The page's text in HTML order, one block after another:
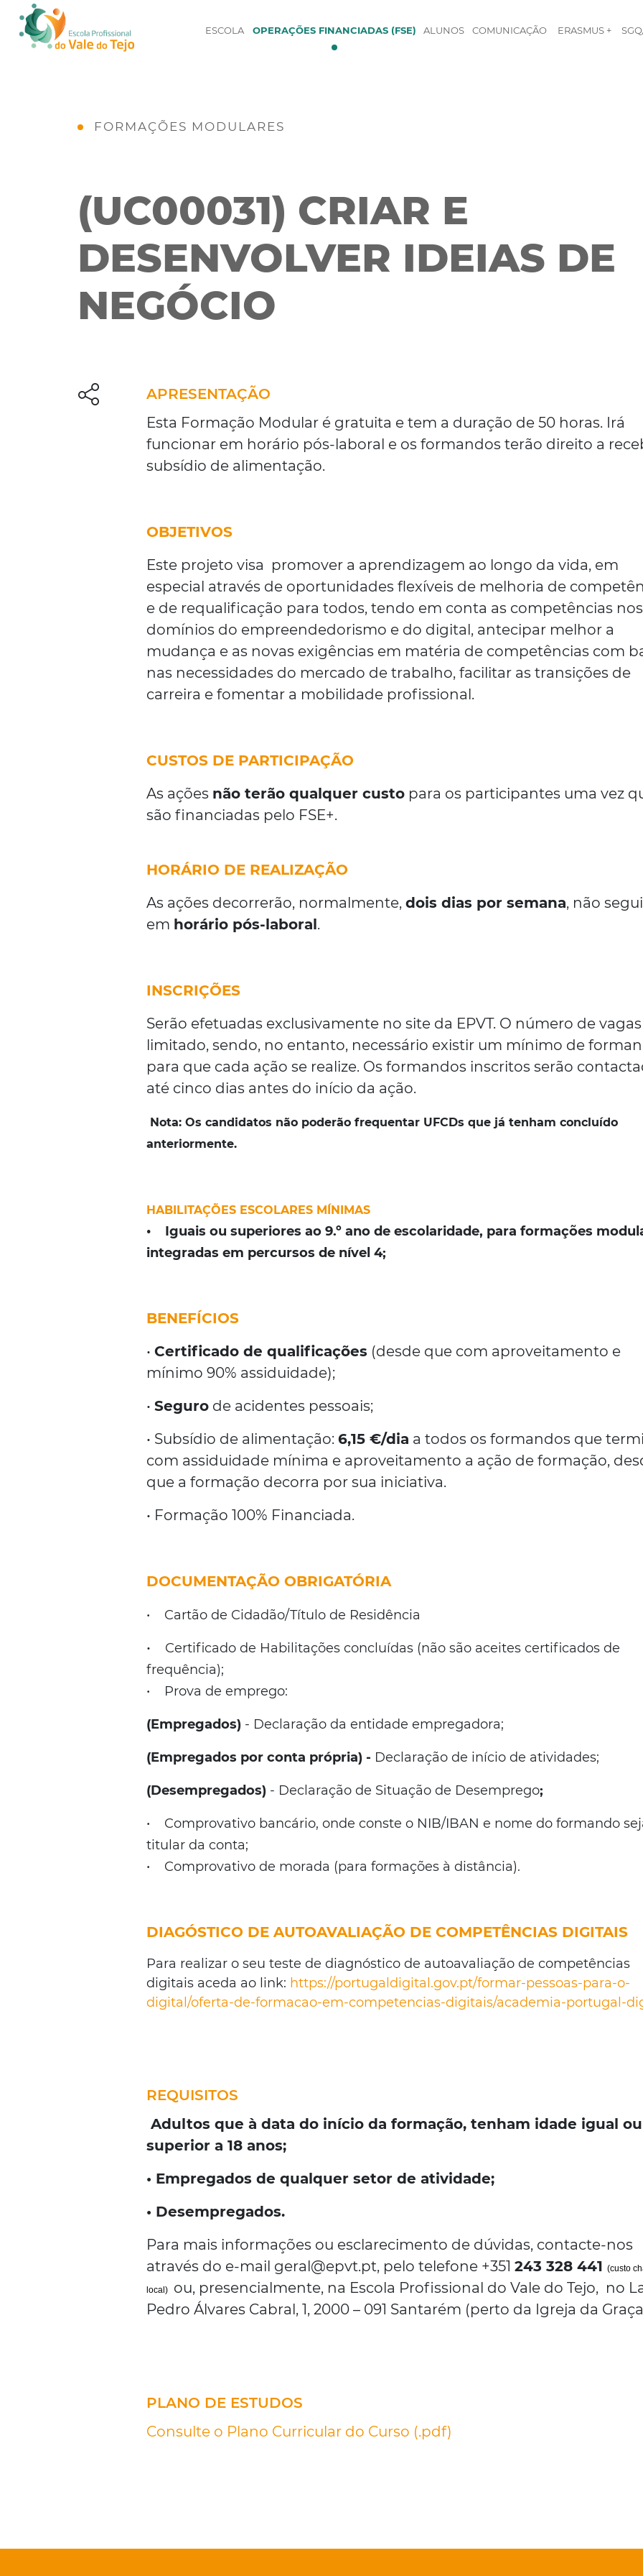
ESCOLA OPERAÇÕES FINANCIADAS (FSE) ALUNOS COMUNICAÇÃO ERASMUS +
FORMAÇÕES MODULARES
(UC00031) CRIAR E
DESENVOLVER IDEIAS DE
NEGÓCIO
APRESENTAÇÃO
Esta Formação Modular é gratuita e tem a duração de 50 horas. Irá
funcionar em horário pós-laboral e os formandos terão direito a
subsídio de alimentação.
OBJETIVOS
Este projeto visa promover a aprendizagem ao longo da vida, em
especial através de oportunidades flexíveis de melhoria de
e de requalificação para todos, tendo em conta as competências nos
domínios do empreendedorismo e do digital, antecipar melhor a
mudança e as novas exigências em matéria de competências com
nas necessidades do mercado de trabalho, facilitar as transições de
carreira e fomentar a mobilidade profissional.
CUSTOS DE PARTICIPAÇÃO
As ações não terão qualquer custo para os participantes uma vez
são financiadas pelo FSE+.
HORÁRIO DE REALIZAÇÃO
As ações decorrerão, normalmente,dois dias por semana, não
em horário pós-laboral.
INSCRIÇÕES
Serão efetuadas exclusivamente no site da EPVT. O número de
limitado, sendo, no entanto, necessário existir um mínimo de
para que cada ação se realize. Os formandos inscritos serão
até cinco dias antes do início da ação.
Nota:Os candidatos não poderão frequentar UFCDs que já tenham concluído
anteriormente.
HABILITAÇÕES ESCOLARES MÍNIMAS
• Iguais ou superiores ao 9.º ano de escolaridade, para formações
integradas em percursos de nível 4;
BENEFÍCIOS
•Certificado de qualificações (desde que com aproveitamento e
mínimo 90% assiduidade);
•Seguro de acidentes pessoais;
• Subsídio de alimentação:6,15 €/dia a todos os formandos que
com assiduidade mínima e aproveitamento a ação de formação,
que a formação decorra por sua iniciativa.
• Formação 100% Financiada.
DOCUMENTAÇÃO OBRIGATÓRIA
• Cartão de Cidadão/Título de Residência
• Certificado de Habilitações concluídas (não são aceites certificados de
frequência);
• Prova de emprego:
(Empregados) - Declaração da entidade empregadora;
(Empregados por conta própria) - Declaração de início de atividades;
(Desempregados) - Declaração de Situação de Desemprego;
• Comprovativo bancário, onde conste o NIB/IBAN e nome do formando
titular da conta;
• Comprovativo de morada (para formações à distância).
DIAGÓSTICO DE AUTOAVALIAÇÃO DE COMPETÊNCIAS DIGITAIS
Para realizar o seu teste de diagnóstico de autoavaliação de competências
digitais aceda ao link: https://portugaldigital.gov.pt/formar-pessoas-para-o-
digital/oferta-de-formacao-em-competencias-digitais/academia-portugal-
REQUISITOS
Adultos que à data do início da formação, tenham idade igual ou
superior a 18 anos;
• Empregados de qualquer setor de atividade;
• Desempregados.
Para mais informações ou esclarecimento de dúvidas, contacte-nos
através do e-mail geral@epvt.pt, pelo telefone +351243 328 441(custo
local)
ou, presencialmente, na Escola Profissional do Vale do Tejo, no
Pedro Álvares Cabral, 1, 2000 – 091 Santarém (perto da Igreja da
PLANO DE ESTUDOS
Consulte o Plano Curricular do Curso (.pdf)